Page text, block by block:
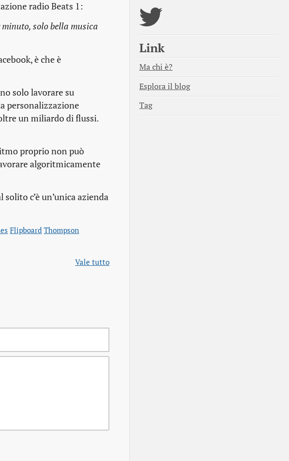
radio Beats 1:
solo bella musica
è che è
solo lavorare su
personalizzazione
un miliardo di flussi.
proprio non può
algoritmicamente
c’è un’unica azienda
Flipboard Thompson
Vale tutto
Link
Ma chi è?
Esplora il blog
Tag